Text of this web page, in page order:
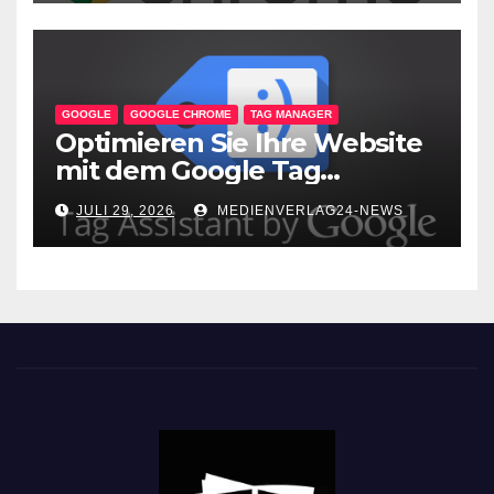
GOOGLE GOOGLE CHROME TAG MANAGER
Optimieren Sie Ihre Website
mit dem Google Tag
Assistant: Fehlerfreie Tag-
Implementierung leicht
gemacht!
JULI 29, 2026 MEDIENVERLAG24-NEWS